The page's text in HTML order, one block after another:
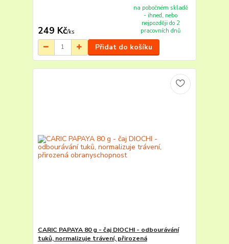
249 Kč/ks
na pobočném skladě
- ihned, nebo
nejpozději do 2
pracovních dnů
Přidat do košíku
CARIC PAPAYA 80 g - čaj DIOCHI - odbourávání
tuků, normalizuje trávení, přirozená